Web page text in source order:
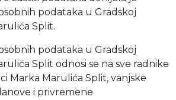
Pretraga
Moj GKMM
podataka u Gradskoj
Split.
podataka u Gradskoj
Split odnosi se na sve radnike
Marka Marulića Split, vanjske
i privremene